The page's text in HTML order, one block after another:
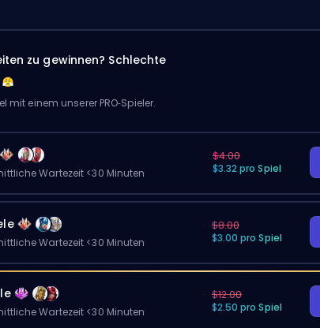
zu gewinnen? Schlechte
mit einem unserer PRO‑Spieler.
Wartezeit <30 Minuten
$4.00
$3.32 pro Spiel
Wartezeit <30 Minuten
$8.00
$3.00 pro Spiel
Wartezeit <30 Minuten
$12.00
$2.50 pro Spiel